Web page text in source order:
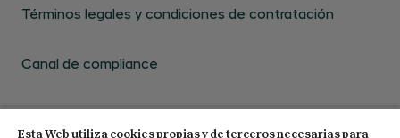
Términos legales y condiciones de contratación
Canal de compliance
Esta Web utiliza cookies propias y de terceros necesarias para